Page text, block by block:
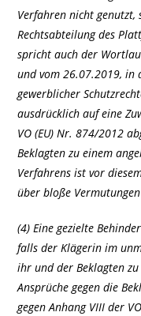
Verfahren nicht
Rechtsabteilung des
spricht auch der
und vom 26.07.2019, in
gewerblicher
ausdrücklich auf eine
VO (EU) Nr. 874/2012
Beklagten zu einem
Verfahrens ist vor
über bloße
(4) Eine gezielte
falls der Klägerin im
ihr und der Beklagten
Ansprüche gegen die
gegen Anhang VIII der